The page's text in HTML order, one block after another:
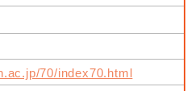
70/index70.html